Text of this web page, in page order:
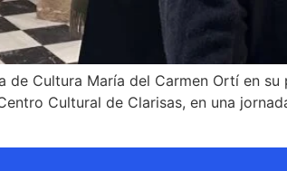
de Cultura María del Carmen Ortí en
Cultural de Clarisas, en una